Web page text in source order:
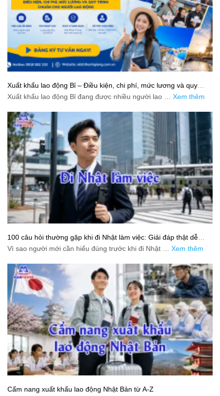
Xuất khẩu lao động Bỉ – Điều kiện, chi phí, mức lương và quy
trình chuẩn cho người lao động
Xuất khẩu lao động Bỉ đang được nhiều người lao … Xem thêm
100 câu hỏi thường gặp khi đi Nhật làm việc: Giải đáp thật dễ
hiểu cho người mới bắt đầu
Vì sao người mới cần hiểu đúng trước khi đi Nhật … Xem thêm
Cẩm nang xuất khẩu lao động Nhật Bản từ A-Z